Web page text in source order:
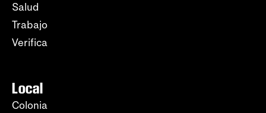
Salud
Trabajo
Verifica
Local
Colonia